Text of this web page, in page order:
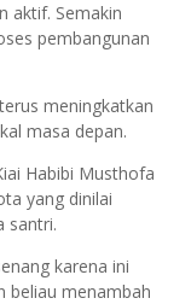
aktif. Semakin
pembangunan
meningkatkan
masa depan.
Habibi Musthofa
yang dinilai
santri.
karena ini
beliau menambah